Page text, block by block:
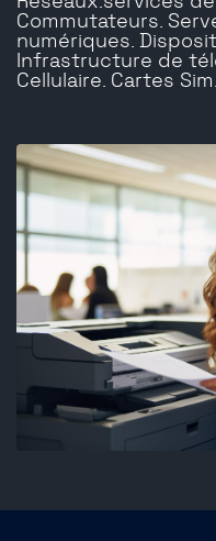
Commutateurs.
numériques.
Infrastructure de
Cellulaire. Cartes